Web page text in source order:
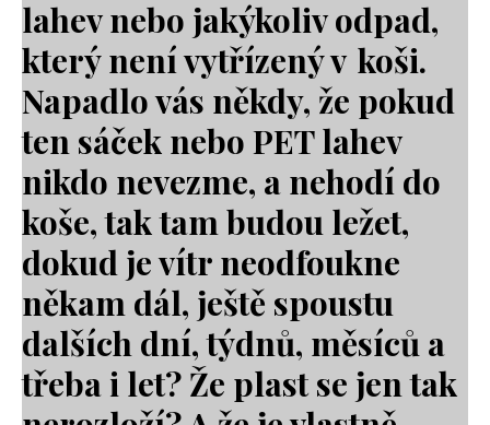
lahev nebo jakýkoliv odpad,
který není vytřízený v koši.
Napadlo vás někdy, že pokud
ten sáček nebo PET lahev
nikdo nevezme, a nehodí do
koše, tak tam budou ležet,
dokud je vítr neodfoukne
někam dál, ještě spoustu
dalších dní, týdnů, měsíců a
třeba i let? Že plast se jen tak